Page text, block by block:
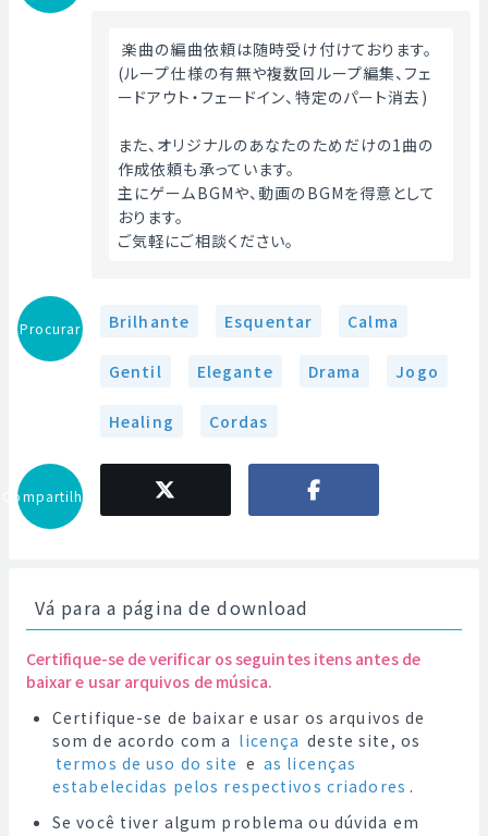
楽曲の編曲依頼は随時受け付けております。
(ループ仕様の有無や複数回ループ編集、フェ
ードアウト・フェードイン、特定のパート消去)
また、オリジナルのあなたのためだけの1曲の
作成依頼も承っています。
主にゲームBGMや、動画のBGMを得意として
おります。
ご気軽にご相談ください。
Procurar Brilhante Esquentar Calma
Gentil Elegante Drama Jogo
Healing Cordas
Compartilhar
Vá para a página de download
Certifique-se de verificar os seguintes itens antes de
baixar e usar arquivos de música.
Certifique-se de baixar e usar os arquivos de
som de acordo com a licença deste site, os
termos de uso do site e as licenças
estabelecidas pelos respectivos criadores .
Se você tiver algum problema ou dúvida em